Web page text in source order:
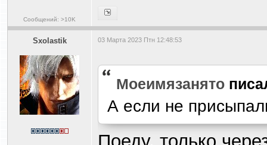
Сообщений: >10K
Sxolastik 03 Марта 2023 Птн 12:48:53
Моеимязанято
А если не